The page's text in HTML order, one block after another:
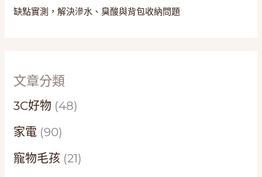
缺點實測，解決滲水、臭酸與背包收納問題
文章分類
3C好物 (48)
家電 (90)
寵物毛孩 (21)